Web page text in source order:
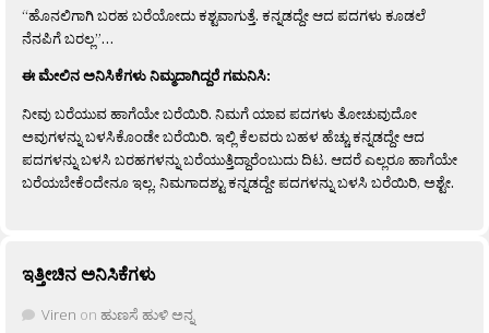
“ಹೊನಲಿಗಾಗಿ ಬರಹ ಬರೆಯೋದು ಕಶ್ಟವಾಗುತ್ತೆ. ಕನ್ನಡದ್ದೇ ಆದ ಪದಗಳು ಕೂಡಲೆ
ನೆನಪಿಗೆ ಬರಲ್ಲ”…
ಈ ಮೇಲಿನ ಅನಿಸಿಕೆಗಳು ನಿಮ್ಮದಾಗಿದ್ದರೆ ಗಮನಿಸಿ:
ನೀವು ಬರೆಯುವ ಹಾಗೆಯೇ ಬರೆಯಿರಿ. ನಿಮಗೆ ಯಾವ ಪದಗಳು ತೋಚುವುದೋ
ಅವುಗಳನ್ನು ಬಳಸಿಕೊಂಡೇ ಬರೆಯಿರಿ. ಇಲ್ಲಿ ಕೆಲವರು ಬಹಳ ಹೆಚ್ಚು ಕನ್ನಡದ್ದೇ ಆದ
ಪದಗಳನ್ನು ಬಳಸಿ ಬರಹಗಳನ್ನು ಬರೆಯುತ್ತಿದ್ದಾರೆಂಬುದು ದಿಟ. ಆದರೆ ಎಲ್ಲರೂ ಹಾಗೆಯೇ
ಬರೆಯಬೇಕೆಂದೇನೂ ಇಲ್ಲ. ನಿಮಗಾದಶ್ಟು ಕನ್ನಡದ್ದೇ ಪದಗಳನ್ನು ಬಳಸಿ ಬರೆಯಿರಿ, ಅಶ್ಟೇ.
ಇತ್ತೀಚಿನ ಅನಿಸಿಕೆಗಳು
Viren on ಹುಣಸೆ ಹುಳಿ ಅನ್ನ